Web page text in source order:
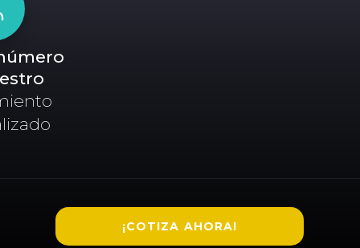
¡COTIZA AHORA!